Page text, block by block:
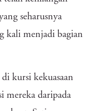
seharusnya
kali menjadi bagian
kursi kekuasaan
mereka daripada